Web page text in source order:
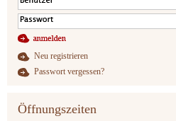
Neu registrieren
Passwort vergessen?
Öffnungszeiten